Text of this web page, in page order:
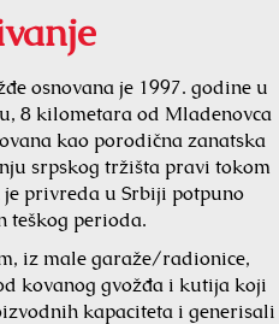
osnovana je 1997. godine u
8 kilometara od Mladenovca
kao porodična zanatska
srpskog tržišta pravi tokom
privreda u Srbiji potpuno
teškog perioda.
iz male garaže/radionice,
kovanog gvožđa i kutija koji
kapaciteta i generisali